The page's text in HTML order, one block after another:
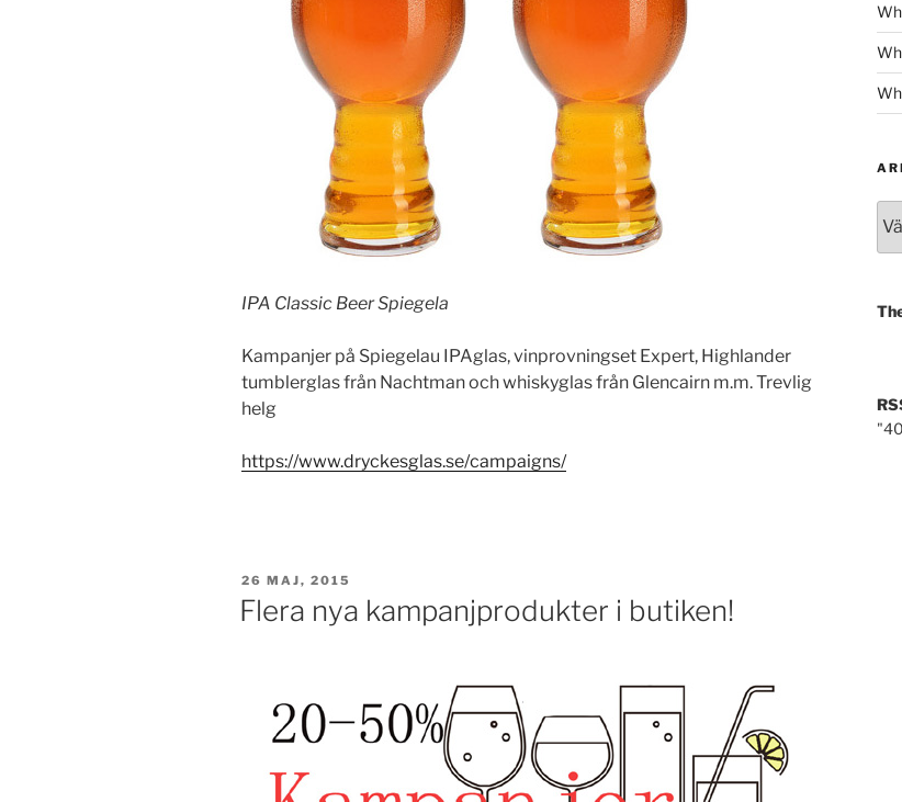
IPA Classic Beer Spiegela
Kampanjer på Spiegelau IPAglas, vinprovningset Expert, Highlander
tumblerglas från Nachtman och whiskyglas från Glencairn m.m. Trevlig
helg
https://www.dryckesglas.se/campaigns/
PUBLICERAT
26 MAJ, 2015
Flera nya kampanjprodukter i butiken!